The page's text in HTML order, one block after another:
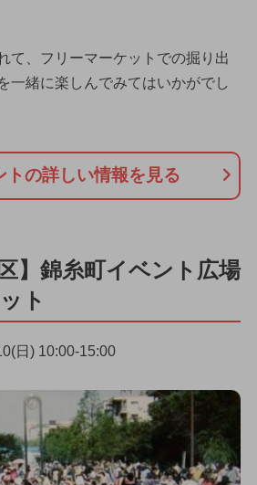
て、フリーマーケットでの掘り出
一緒に楽しんでみてはいかがでし
トの詳しい情報を見る
】錦糸町イベント広場
ト
日) 10:00-15:00